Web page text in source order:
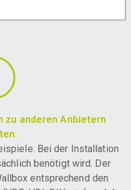
zu anderen Anbietern
Bei der Installation
benötigt wird. Der
entsprechend den